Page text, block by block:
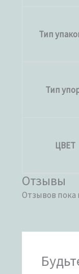
Тип
Тип
ЦВЕТ
Отзывы
Отзывов пока